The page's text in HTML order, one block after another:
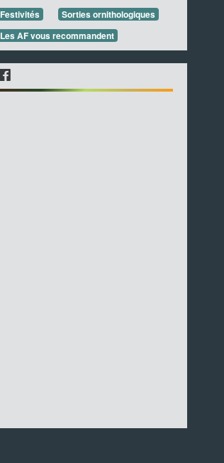
Festivités
Sorties ornithologiques
Les AF vous recommandent